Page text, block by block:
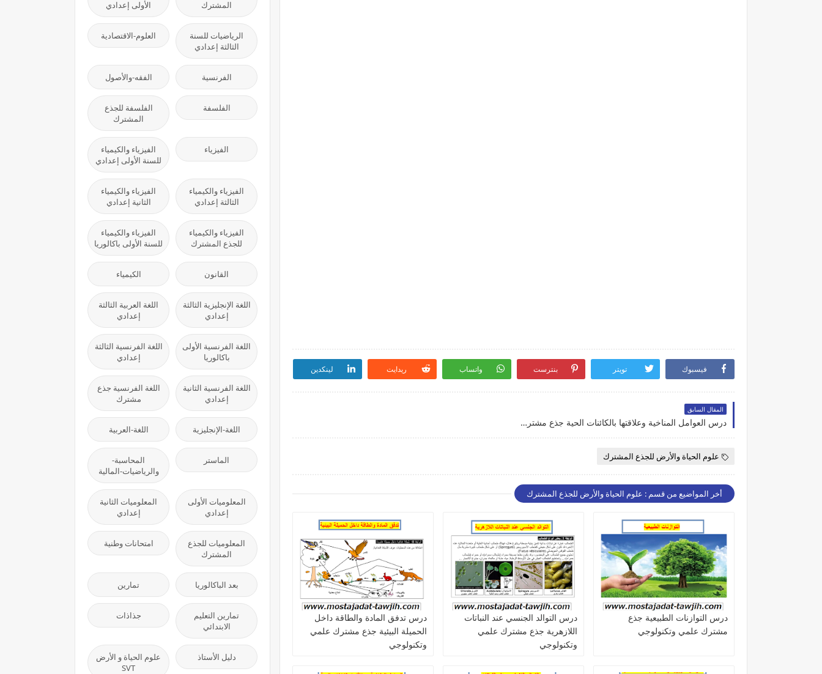
فيسبوك تويتر بنترست واتساب ريدايت لينكدين
المقال السابق
درس العوامل المناخية وعلاقتها بالكائنات الحية جذع مشترك علمي وتكنولوجي
علوم الحياة والأرض للجذع المشترك
أخر المواضيع من قسم : علوم الحياة والأرض للجذع المشترك
درس التوازنات الطبيعية جذع
مشترك علمي وتكنولوجي
درس التوالد الجنسي عند النباتات
اللازهرية جذع مشترك علمي
وتكنولوجي
درس تدفق المادة والطاقة داخل
الحميلة البيئية جذع مشترك علمي
وتكنولوجي
المشترك
الأولى إعدادي
الرياضيات للسنة
الثالثة إعدادي
العلوم-الاقتصادية
الفرنسية الفقه-والأصول
الفلسفة
الفلسفة للجذع
المشترك
الفيزياء
الفيزياء والكيمياء
للسنة الأولى إعدادي
الفيزياء والكيمياء
الثالثة إعدادي
الفيزياء والكيمياء
الثانية إعدادي
الفيزياء والكيمياء
للجذع المشترك
الفيزياء والكيمياء
للسنة الأولى باكالوريا
القانون الكيمياء
اللغة الإنجليزية الثالثة
إعدادي
اللغة العربية الثالثة
إعدادي
اللغة الفرنسية الأولى
باكالوريا
اللغة الفرنسية الثالثة
إعدادي
اللغة الفرنسية الثانية
إعدادي
اللغة الفرنسية جذع
مشترك
اللغة-الإنجليزية اللغة-العربية
الماستر
المحاسبة-
والرياضيات-المالية
المعلوميات الأولى
إعدادي
المعلوميات الثانية
إعدادي
المعلوميات للجذع
المشترك
امتحانات وطنية
بعد الباكالوريا تمارين
تمارين التعليم
الابتدائي
جذاذات
دليل الأستاذ
علوم الحياة و الأرض
SVT